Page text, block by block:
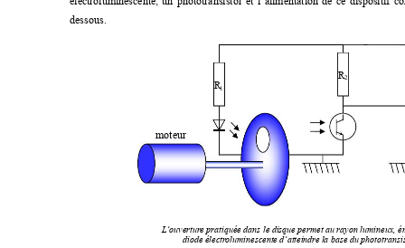
dessous.
L ’ouverture pratiquée dans le disque permet au rayon lumineux,
diode électroluminescente d’atteindre la base du
R1
R2
moteur